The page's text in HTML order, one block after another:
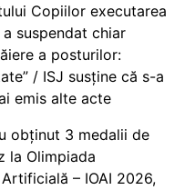
Copiilor executarea
suspendat chiar
a posturilor:
/ ISJ susține că s-a
emis alte acte
obținut 3 medalii de
la Olimpiada
– IOAI 2026,